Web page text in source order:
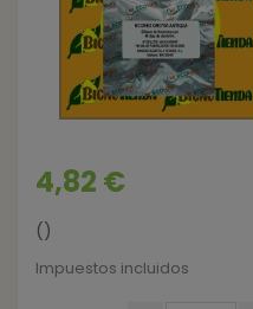
4,82 €
()
Impuestos incluidos